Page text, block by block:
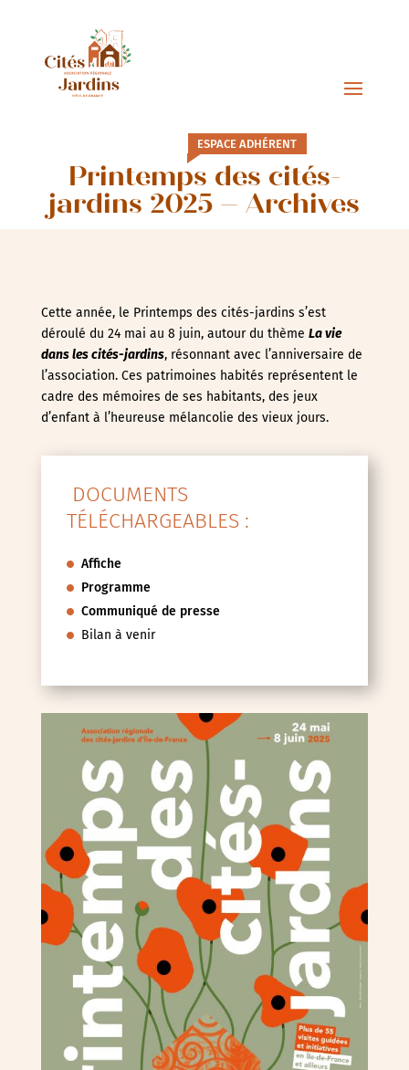
ESPACE ADHÉRENT
Printemps des cités-
jardins 2025 – Archives
Cette année, le Printemps des cités-jardins s’est
déroulé du 24 mai au 8 juin, autour du thème La vie
dans les cités-jardins, résonnant avec l’anniversaire de
l’association. Ces patrimoines habités représentent le
cadre des mémoires de ses habitants, des jeux
d’enfant à l’heureuse mélancolie des vieux jours.
DOCUMENTS
TÉLÉCHARGEABLES :
Affiche
Programme
Communiqué de presse
Bilan à venir